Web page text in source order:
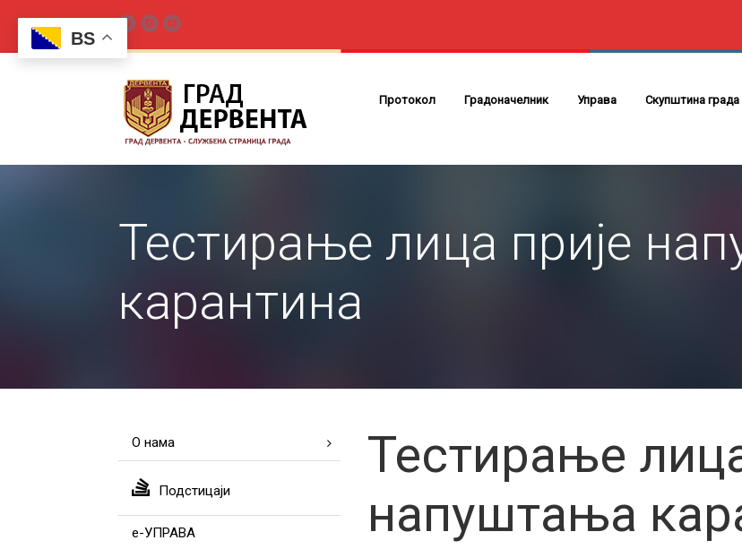
Протокол Градоначелник Управа Скупштина града
Тестирање лица прије
карантина
О нама
Подстицаји
е-УПРАВА
Тестирање
напуштања
BS